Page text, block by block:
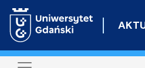
do